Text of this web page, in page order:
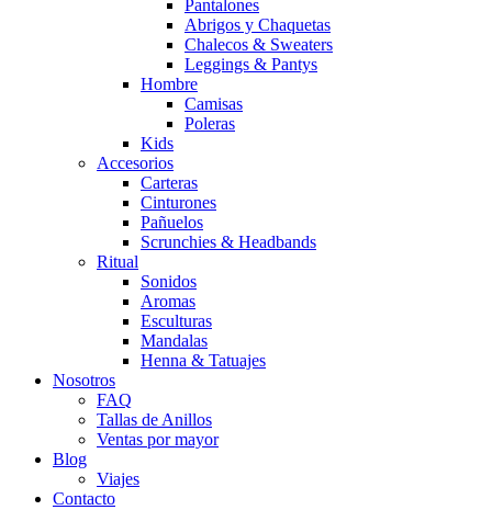
Pantalones
Abrigos y Chaquetas
Chalecos & Sweaters
Leggings & Pantys
Hombre
Camisas
Poleras
Kids
Accesorios
Carteras
Cinturones
Pañuelos
Scrunchies & Headbands
Ritual
Sonidos
Aromas
Esculturas
Mandalas
Henna & Tatuajes
Nosotros
FAQ
Tallas de Anillos
Ventas por mayor
Blog
Viajes
Contacto